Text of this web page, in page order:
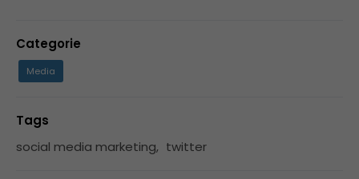
Categorie
Media
Tags
social media marketing, twitter